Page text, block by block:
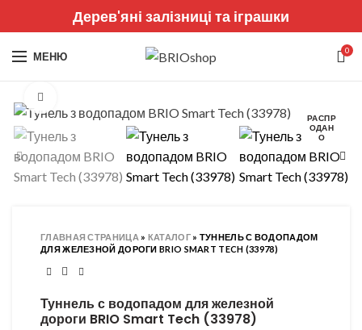
Дерев'яні залізниці та іграшки
МЕНЮ 0
РАСПР
ОДАН
О
ГЛАВНАЯ СТРАНИЦА » КАТАЛОГ» ТУННЕЛЬ С ВОДОПАДОМ
ДЛЯ ЖЕЛЕЗНОЙ ДОРОГИ BRIO SMART TECH (33978)
Туннель с водопадом для железной
дороги BRIO Smart Tech (33978)